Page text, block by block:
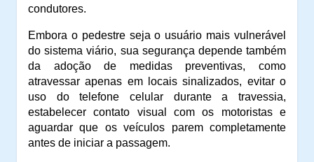
condutores.
Embora o pedestre seja o usuário mais vulnerável
do sistema viário, sua segurança depende também
da adoção de medidas preventivas, como
atravessar apenas em locais sinalizados, evitar o
uso do telefone celular durante a travessia,
estabelecer contato visual com os motoristas e
aguardar que os veículos parem completamente
antes de iniciar a passagem.